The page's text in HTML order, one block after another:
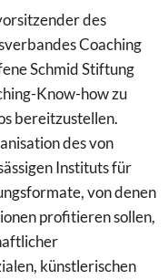
des
Coaching
Schmid Stiftung
Know-how zu
bereitzustellen.
des von
Instituts für
von denen
profitieren sollen,
künstlerischen